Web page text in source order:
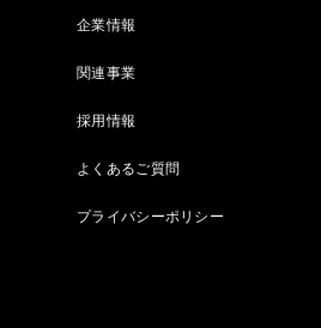
企業情報
関連事業
採用情報
よくあるご質問
プライバシーポリシー